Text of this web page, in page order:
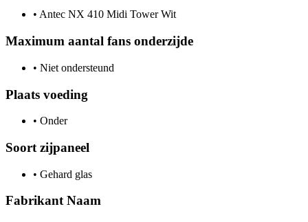
• Antec NX 410 Midi Tower Wit
Maximum aantal fans onderzijde
• Niet ondersteund
Plaats voeding
• Onder
Soort zijpaneel
• Gehard glas
Fabrikant Naam